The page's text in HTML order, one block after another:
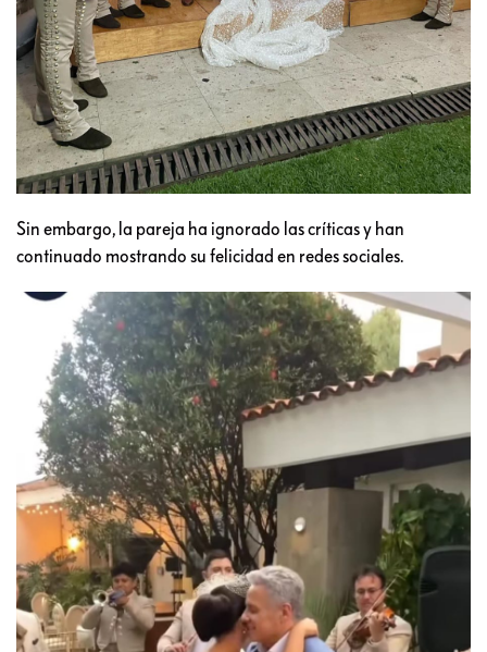
Sin embargo, la pareja ha ignorado las críticas y han
continuado mostrando su felicidad en redes sociales.